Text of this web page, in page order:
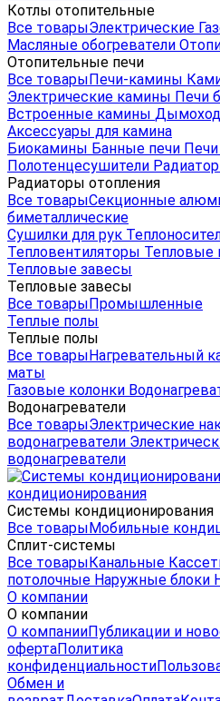
Котлы отопительные
Все товарыЭлектрические
Масляные обогреватели
Отопительные печи
Все товарыПечи-камины
Электрические камины Печи
Встроенные камины
Аксессуары для камина
Биокамины Банные печи
Полотенцесушители
Радиаторы отопления
Все товарыСекционные
биметаллические
Сушилки для рук
Тепловентиляторы Тепловые
Тепловые завесы
Тепловые завесы
Все товарыПромышленные
Теплые полы
Теплые полы
Все товарыНагревательный
маты
Газовые колонки
Водонагреватели
Все товарыЭлектрические
водонагреватели
водонагреватели
кондиционирования
Системы кондиционирования
Все товарыМобильные
Сплит-системы
Все товарыКанальные
потолочные Наружные блоки
О компании
О компании
О компанииПубликации и
офертаПолитика
конфиденциальности
Обмен и